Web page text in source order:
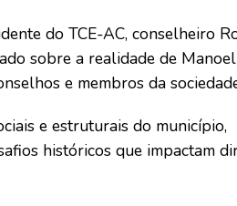
do TCE-AC, conselheiro
sobre a realidade de
e membros da
e estruturais do município,
históricos que impactam